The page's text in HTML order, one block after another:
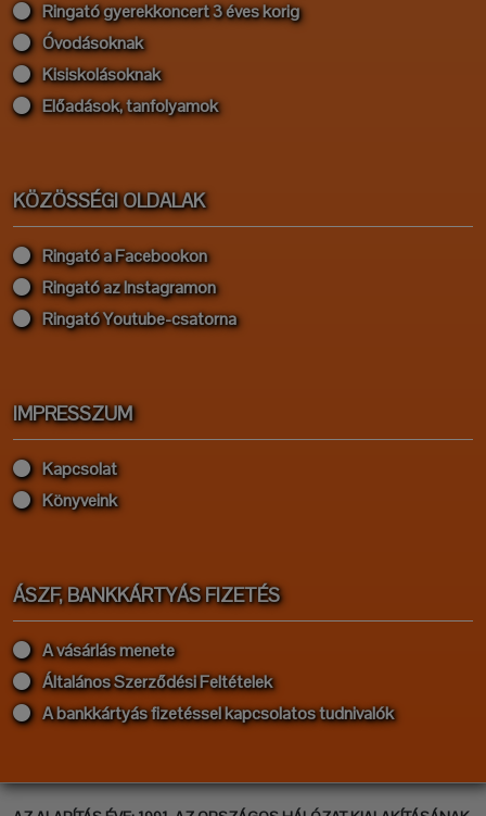
Ringató gyerekkoncert 3 éves korig
Óvodásoknak
Kisiskolásoknak
Előadások, tanfolyamok
KÖZÖSSÉGI OLDALAK
Ringató a Facebookon
Ringató az Instagramon
Ringató Youtube-csatorna
IMPRESSZUM
Kapcsolat
Könyveink
ÁSZF, BANKKÁRTYÁS FIZETÉS
A vásárlás menete
Általános Szerződési Feltételek
A bankkártyás fizetéssel kapcsolatos tudnivalók